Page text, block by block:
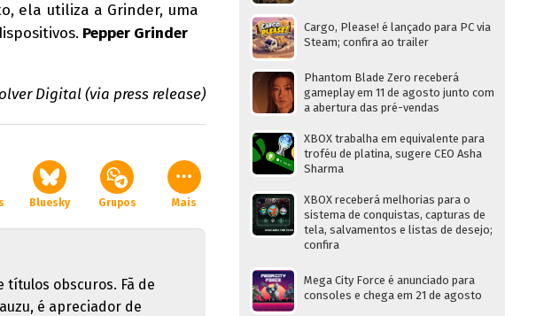
ela utiliza a Grinder, uma
Pepper Grinder
Digital (via press release)
Bluesky Grupos Mais
títulos obscuros. Fã de
é apreciador de
Cargo, Please! é lançado para PC via
Steam; confira ao trailer
Phantom Blade Zero receberá
gameplay em 11 de agosto junto com
a abertura das pré-vendas
XBOX trabalha em equivalente para
troféu de platina, sugere CEO Asha
Sharma
XBOX receberá melhorias para o
sistema de conquistas, capturas de
tela, salvamentos e listas de desejo;
confira
Mega City Force é anunciado para
consoles e chega em 21 de agosto